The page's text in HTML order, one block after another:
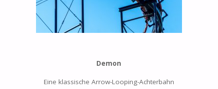
Demon
Eine klassische Arrow-Looping-Achterbahn